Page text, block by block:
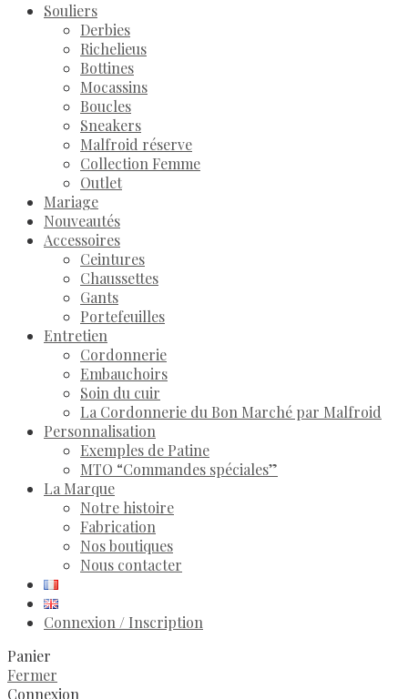
Souliers
Derbies
Richelieus
Bottines
Mocassins
Boucles
Sneakers
Malfroid réserve
Collection Femme
Outlet
Mariage
Nouveautés
Accessoires
Ceintures
Chaussettes
Gants
Portefeuilles
Entretien
Cordonnerie
Embauchoirs
Soin du cuir
La Cordonnerie du Bon Marché par Malfroid
Personnalisation
Exemples de Patine
MTO “Commandes spéciales”
La Marque
Notre histoire
Fabrication
Nos boutiques
Nous contacter
Connexion / Inscription
Panier
Fermer
Connexion